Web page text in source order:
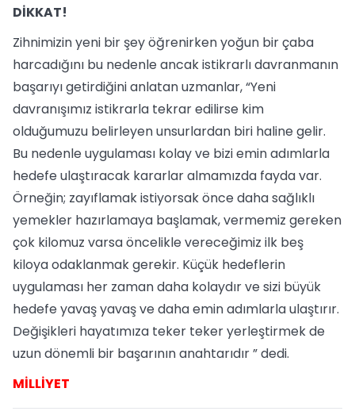
DİKKAT!
Zihnimizin yeni bir şey öğrenirken yoğun bir çaba
harcadığını bu nedenle ancak istikrarlı davranmanın
başarıyı getirdiğini anlatan uzmanlar, “Yeni
davranışımız istikrarla tekrar edilirse kim
olduğumuzu belirleyen unsurlardan biri haline gelir.
Bu nedenle uygulaması kolay ve bizi emin adımlarla
hedefe ulaştıracak kararlar almamızda fayda var.
Örneğin; zayıflamak istiyorsak önce daha sağlıklı
yemekler hazırlamaya başlamak, vermemiz gereken
çok kilomuz varsa öncelikle vereceğimiz ilk beş
kiloya odaklanmak gerekir. Küçük hedeflerin
uygulaması her zaman daha kolaydır ve sizi büyük
hedefe yavaş yavaş ve daha emin adımlarla ulaştırır.
Değişikleri hayatımıza teker teker yerleştirmek de
uzun dönemli bir başarının anahtarıdır ” dedi.
MİLLİYET